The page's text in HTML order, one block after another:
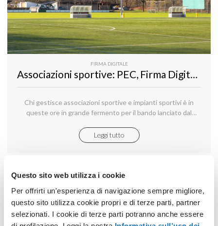
Questo sito web utilizza i cookie
Per offrirti un'esperienza di navigazione sempre migliore,
questo sito utilizza cookie propri e di terze parti, partner
selezionati. I cookie di terze parti potranno anche essere
FIRMA DIGITALE
Associazioni sportive: PEC, Firma Digitale e SPID per contributi a fondo perduto
Chi gestisce associazioni sportive e impianti sportivi è in
queste ore in grande fermento per il bando lanciato dal
perduto a fronte di una richiesta da presentare secondo le
modalità previste.
Leggi tutto